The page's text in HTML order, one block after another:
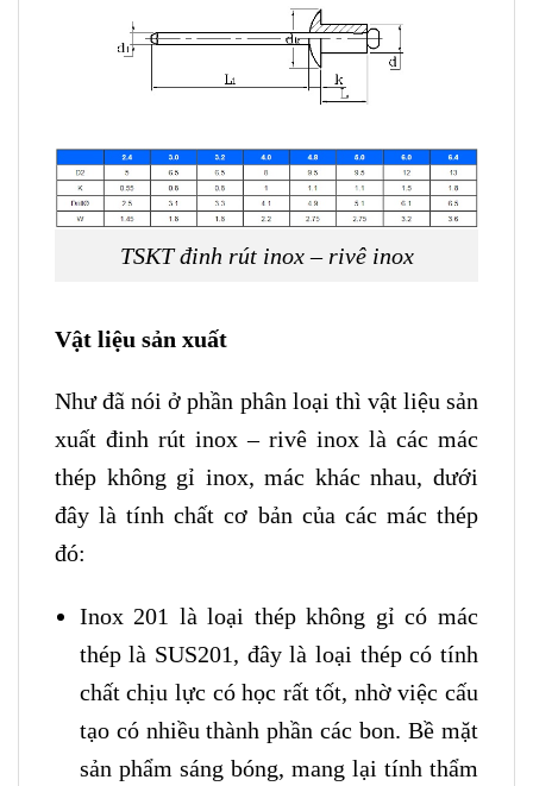
TSKT đinh rút inox – rivê inox
Vật liệu sản xuất
Như đã nói ở phần phân loại thì vật liệu sản
xuất đinh rút inox – rivê inox là các mác
thép không gỉ inox, mác khác nhau, dưới
đây là tính chất cơ bản của các mác thép
đó:
Inox 201 là loại thép không gỉ có mác
thép là SUS201, đây là loại thép có tính
chất chịu lực có học rất tốt, nhờ việc cấu
tạo có nhiều thành phần các bon. Bề mặt
sản phẩm sáng bóng, mang lại tính thẩm